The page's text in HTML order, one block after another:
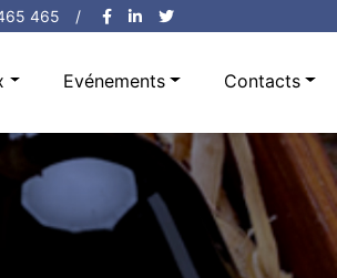
465 /
Evénements Contacts